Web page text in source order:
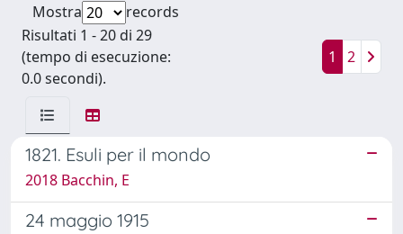
Mostra
records
Risultati 1 - 20 di 29
(tempo di esecuzione:
0.0 secondi).
1 2
1821. Esuli per il mondo
2018 Bacchin, E
24 maggio 1915